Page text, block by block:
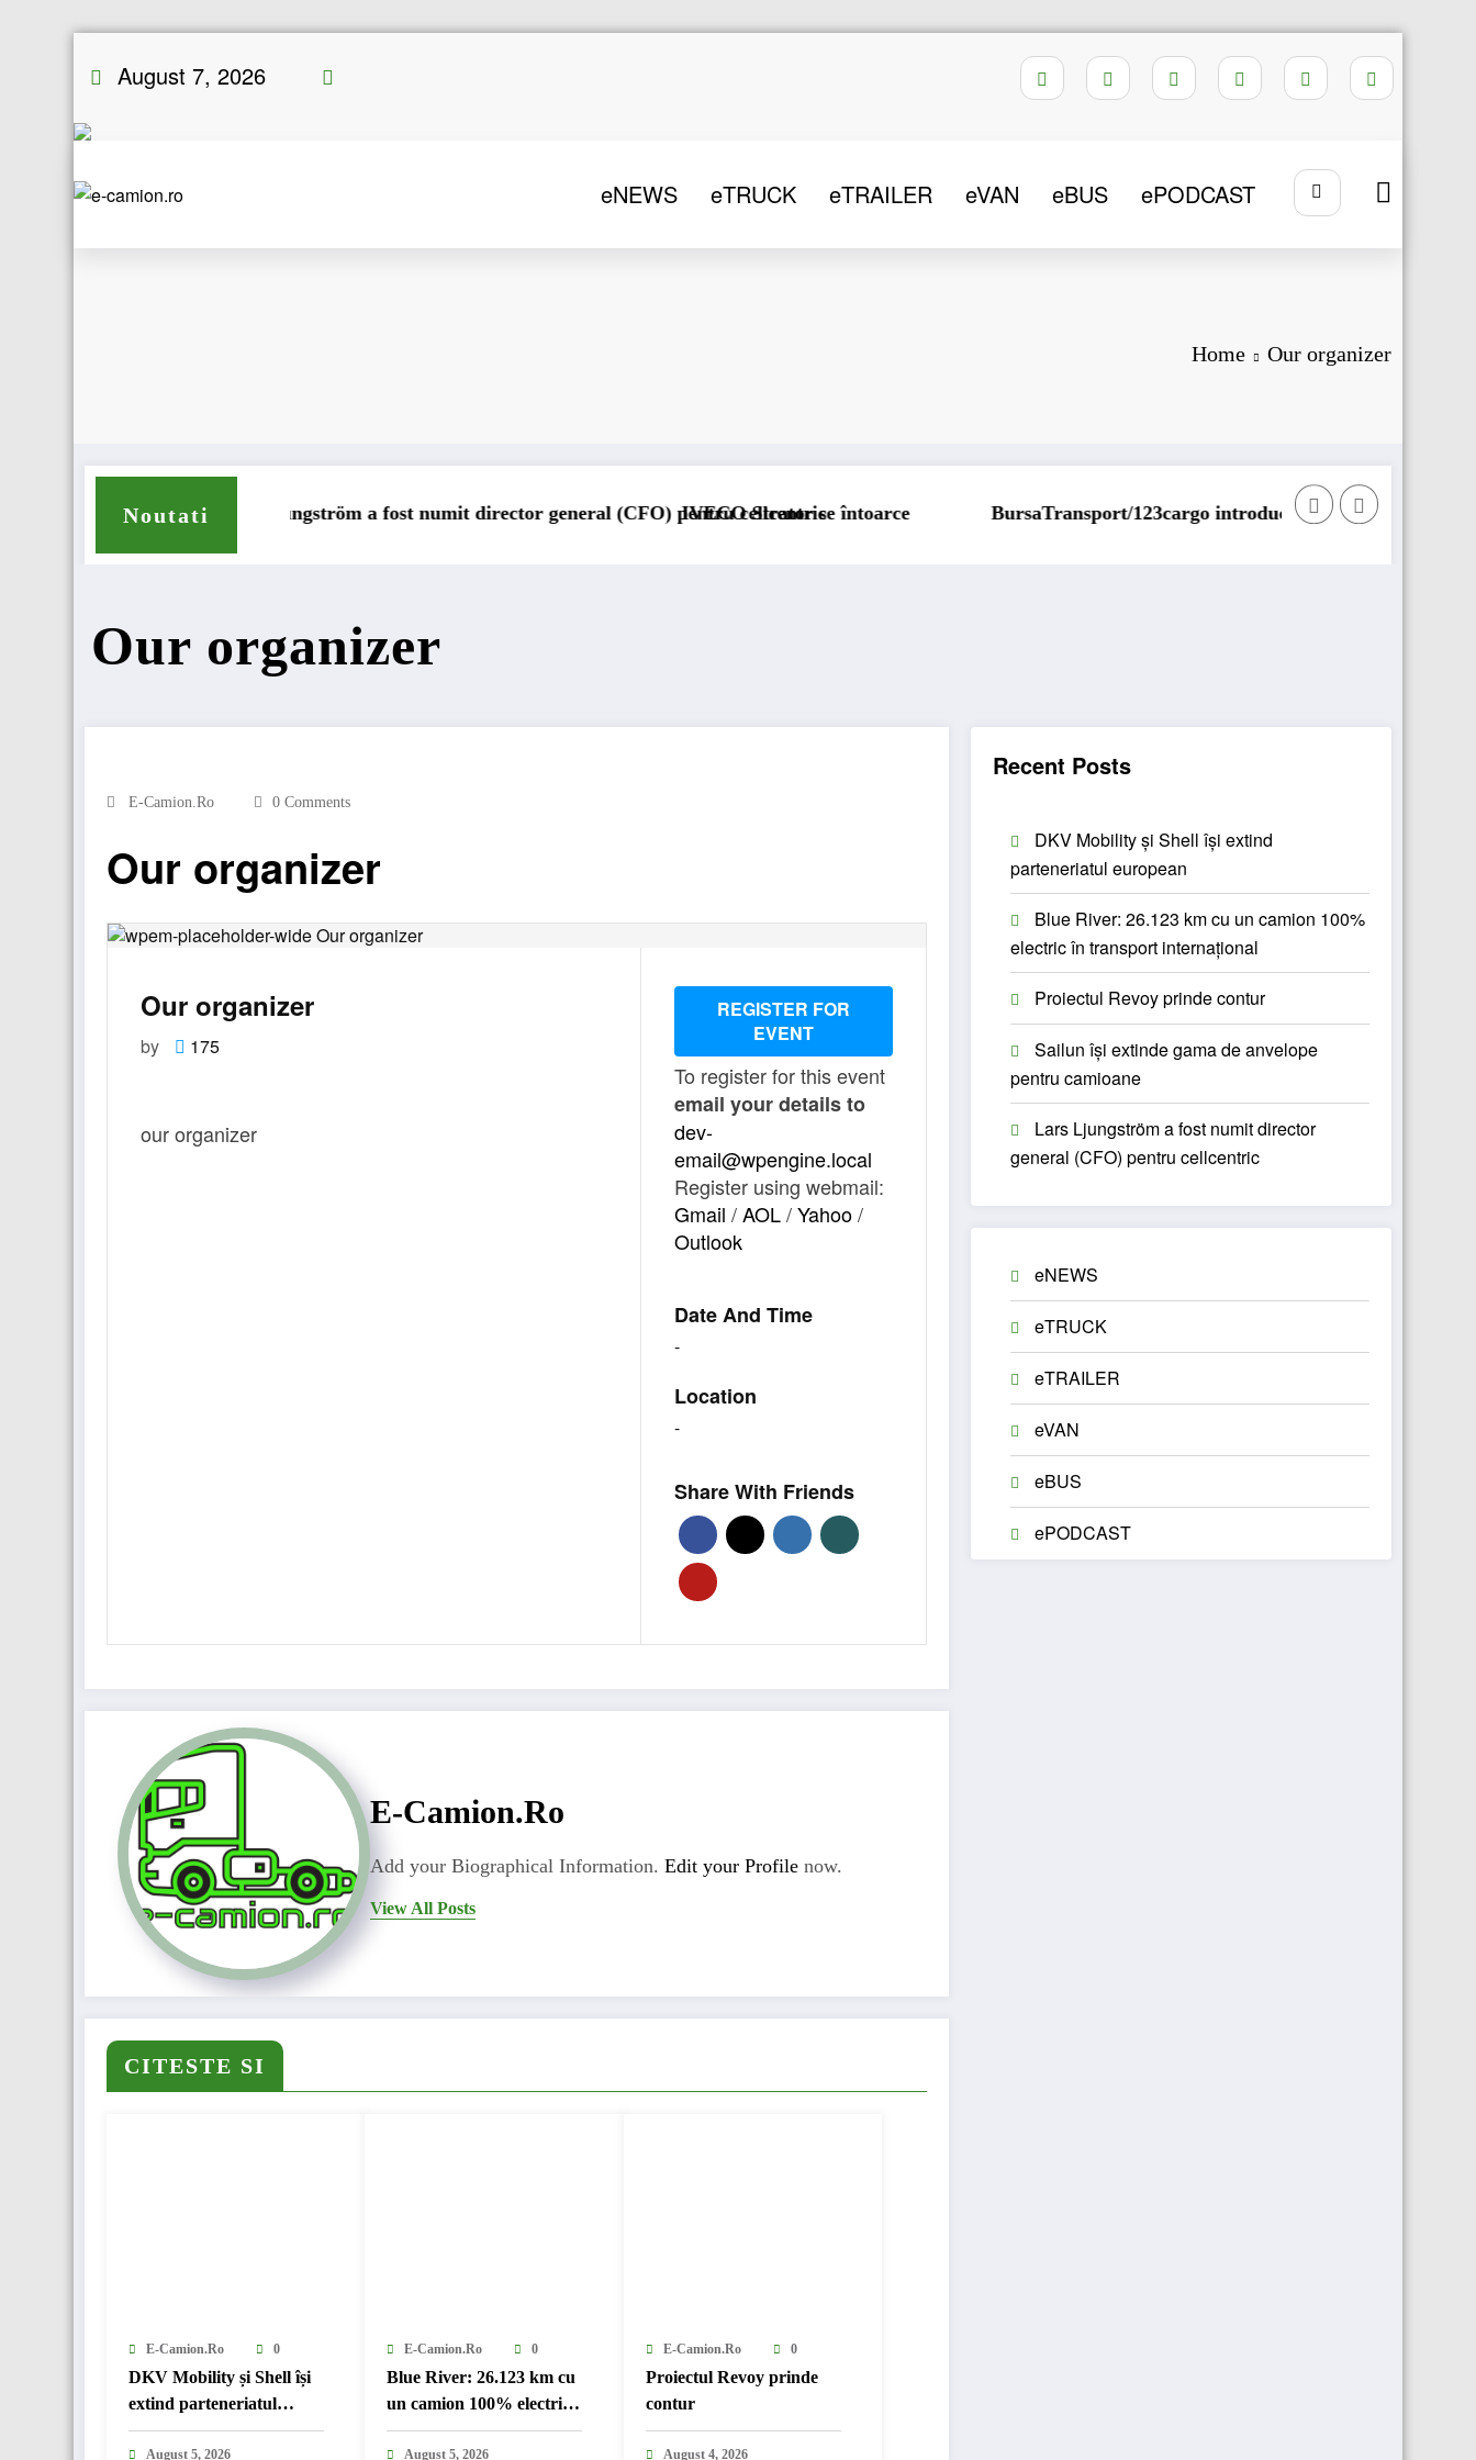
August 7, 2026
eNEWS eTRUCK eTRAILER eVAN eBUS ePODCAST
Home Our organizer
Noutati
Lars Ljungström a fost numit director general (CFO) pentru cellcentric
IVECO Strator se întoarce BursaTransport/123cargo introduce o nouă funcționalitateDaimler Truck
Our organizer
E-Camion.ro 0 Comments
Our organizer
Our organizer
by 175
our organizer
REGISTER FOR
EVENT
To register for this event
email your details to
dev-
email@wpengine.local
Register using webmail:
Gmail/AOL/Yahoo/
Outlook
Date And Time
-
Location
-
Share With Friends
E-Camion.ro
Add your Biographical Information. Edit your Profile now.
View All Posts
CITESTE SI
E-Camion.ro 0
DKV Mobility și Shell își
extind parteneriatul
european
August 5, 2026
E-Camion.ro 0
Blue River: 26.123 km cu
un camion 100% electric
în transport internațional
August 5, 2026
E-Camion.ro 0
Proiectul Revoy prinde
contur
August 4, 2026
Recent Posts
DKV Mobility și Shell își extind
parteneriatul european
Blue River: 26.123 km cu un camion 100%
electric în transport internațional
Proiectul Revoy prinde contur
Sailun își extinde gama de anvelope
pentru camioane
Lars Ljungström a fost numit director
general (CFO) pentru cellcentric
eNEWS
eTRUCK
eTRAILER
eVAN
eBUS
ePODCAST